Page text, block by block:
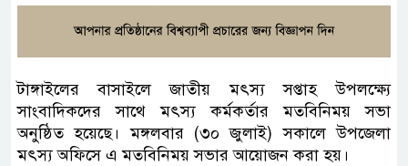
টাঙ্গাইলের বাসাইলে জাতীয় মৎস্য সপ্তাহ উপলক্ষ্যে
সাংবাদিকদের সাথে মৎস্য কর্মকর্তার মতবিনিময় সভা
অনুষ্ঠিত হয়েছে। মঙ্গলবার (৩০ জুলাই) সকালে উপজেলা
মৎস্য অফিসে এ মতবিনিময় সভার আয়োজন করা হয়।